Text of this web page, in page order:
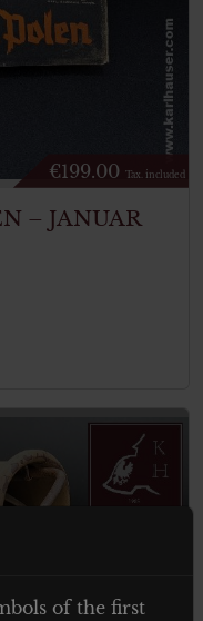
€199.00 Tax. included
– JANUAR
of the first